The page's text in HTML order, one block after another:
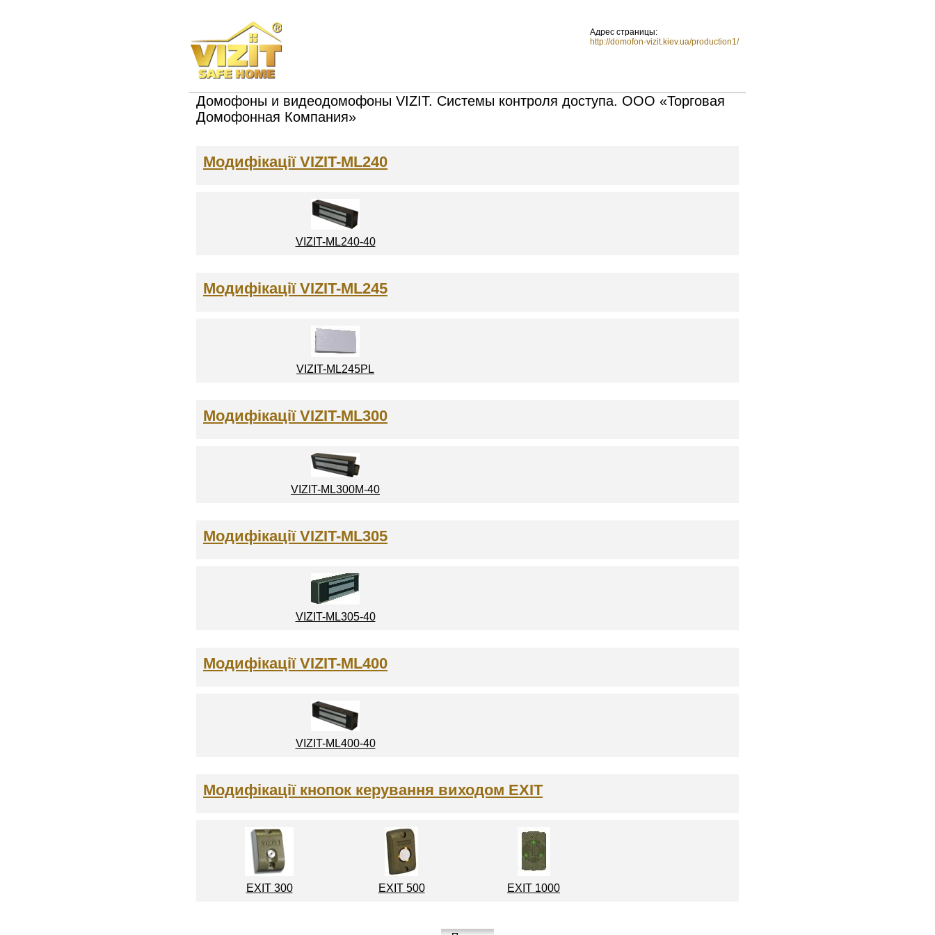
Адрес страницы:
http://domofon-vizit.kiev.ua/production1/
Домофоны и видеодомофоны VIZIT. Системы контроля доступа. ООО «Торговая
Домофонная Компания»
Модифікації VIZIT-ML240
VIZIT-ML240-40
Модифікації VIZIT-ML245
VIZIT-ML245PL
Модифікації VIZIT-ML300
VIZIT-ML300M-40
Модифікації VIZIT-ML305
VIZIT-ML305-40
Модифікації VIZIT-ML400
VIZIT-ML400-40
Модифікації кнопок керування виходом EXIT
EXIT 300 EXIT 500 EXIT 1000